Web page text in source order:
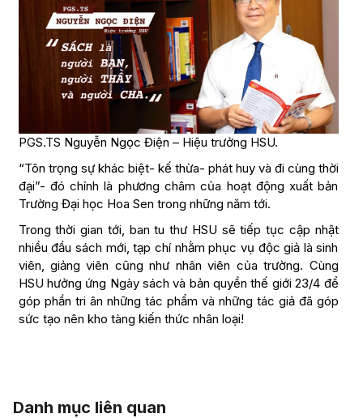
PGS.TS Nguyễn Ngọc Điện – Hiệu trưởng HSU.
“Tôn trọng sự khác biệt- kế thừa- phát huy và đi cùng thời
đại”- đó chính là phương châm của hoạt động xuất bản
Trường Đại học Hoa Sen trong những năm tới.
Trong thời gian tới, ban tu thư HSU sẽ tiếp tục cập nhật
nhiều đầu sách mới, tạp chí nhằm phục vụ độc giả là sinh
viên, giảng viên cũng như nhân viên của trường. Cùng
HSU hưởng ứng Ngày sách và bản quyền thế giới 23/4 để
góp phần tri ân những tác phẩm và những tác giả đã góp
sức tạo nên kho tàng kiến thức nhân loại!
Danh mục liên quan